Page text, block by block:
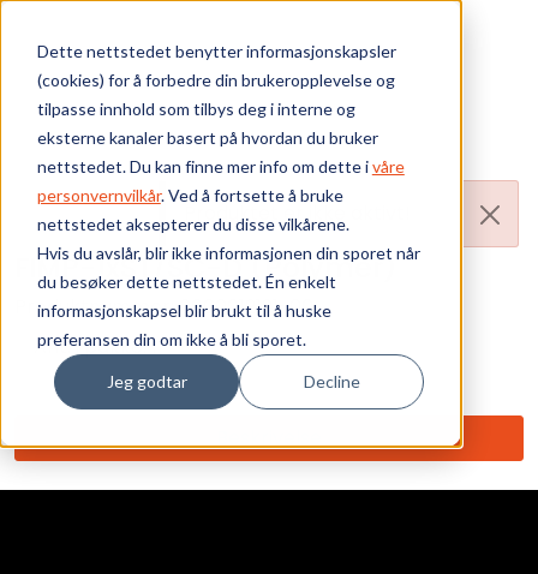
Dette nettstedet benytter informasjonskapsler
(cookies) for å forbedre din brukeropplevelse og
tilpasse innhold som tilbys deg i interne og
eksterne kanaler basert på hvordan du bruker
nettstedet. Du kan finne mer info om dette ivåre
personvernvilkår. Ved å fortsette å bruke
nettstedet aksepterer du disse vilkårene.
Hvis du avslår, blir ikke informasjonen din sporet når
du besøker dette nettstedet. Én enkelt
informasjonskapsel blir brukt til å huske
preferansen din om ikke å bli sporet.
Jeg godtar Decline
Skip to main content
Produktet er ikke aktivt!
FIMP-1xST/SC-D (Polymer)
Produktnummer:0600012191-00
Ant. i pakke: 1
Bærekraft
Vi tilbyr
Ressurser
Om oss